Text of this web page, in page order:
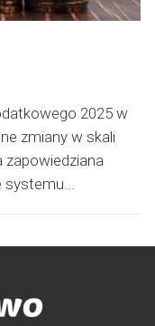
2025 w
zmiany w skali
zapowiedziana